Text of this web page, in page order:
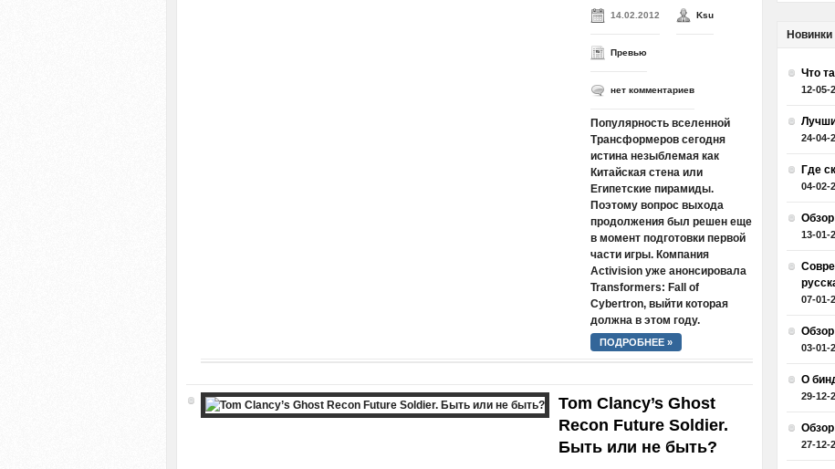
14.02.2012 Ksu
Превью
нет комментариев
Популярность вселенной
Трансформеров сегодня
истина незыблемая как
Китайская стена или
Египетские пирамиды.
Поэтому вопрос выхода
продолжения был решен еще
в момент подготовки первой
части игры. Компания
Activision уже анонсировала
Transformers: Fall of
Cybertron, выйти которая
должна в этом году.
ПОДРОБНЕЕ »
Tom Clancy’s Ghost
Recon Future Soldier.
Быть или не быть?
Новинки
Что
12-05-
24-04-
Где
04-02-
13-01-
07-01-
03-01-
О
29-12-
27-12-